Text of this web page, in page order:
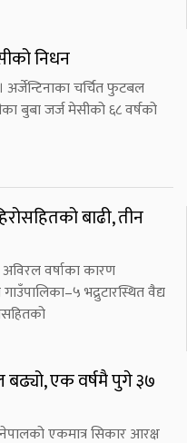
निधन
अर्जेन्टिनाका चर्चित फुटबल
बुबा जर्ज मेसीको ६८ वर्षको
बाढी, तीन
वर्षाका कारण
भद्रुटारस्थित वैद्य
एक वर्षमै पुगे ३७
एकमात्र सिकार आरक्ष